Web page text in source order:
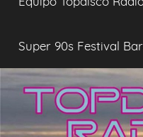
Super 90s Festival